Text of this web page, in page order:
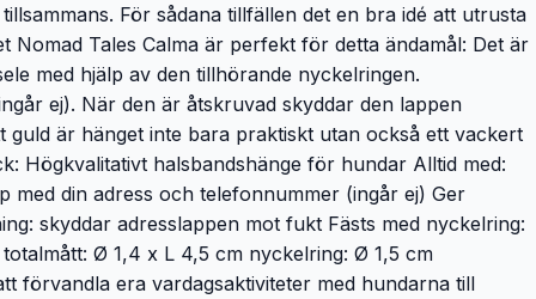
För sådana tillfällen det en bra idé att utrusta
Nomad Tales Calma är perfekt för detta ändamål: Det är
med hjälp av den tillhörande nyckelringen.
ej). När den är åtskruvad skyddar den lappen
är hänget inte bara praktiskt utan också ett vackert
Högkvalitativt halsbandshänge för hundar Alltid med:
med din adress och telefonnummer (ingår ej) Ger
skyddar adresslappen mot fukt Fästs med nyckelring:
Ø 1,4 x L 4,5 cm nyckelring: Ø 1,5 cm
förvandla era vardagsaktiviteter med hundarna till